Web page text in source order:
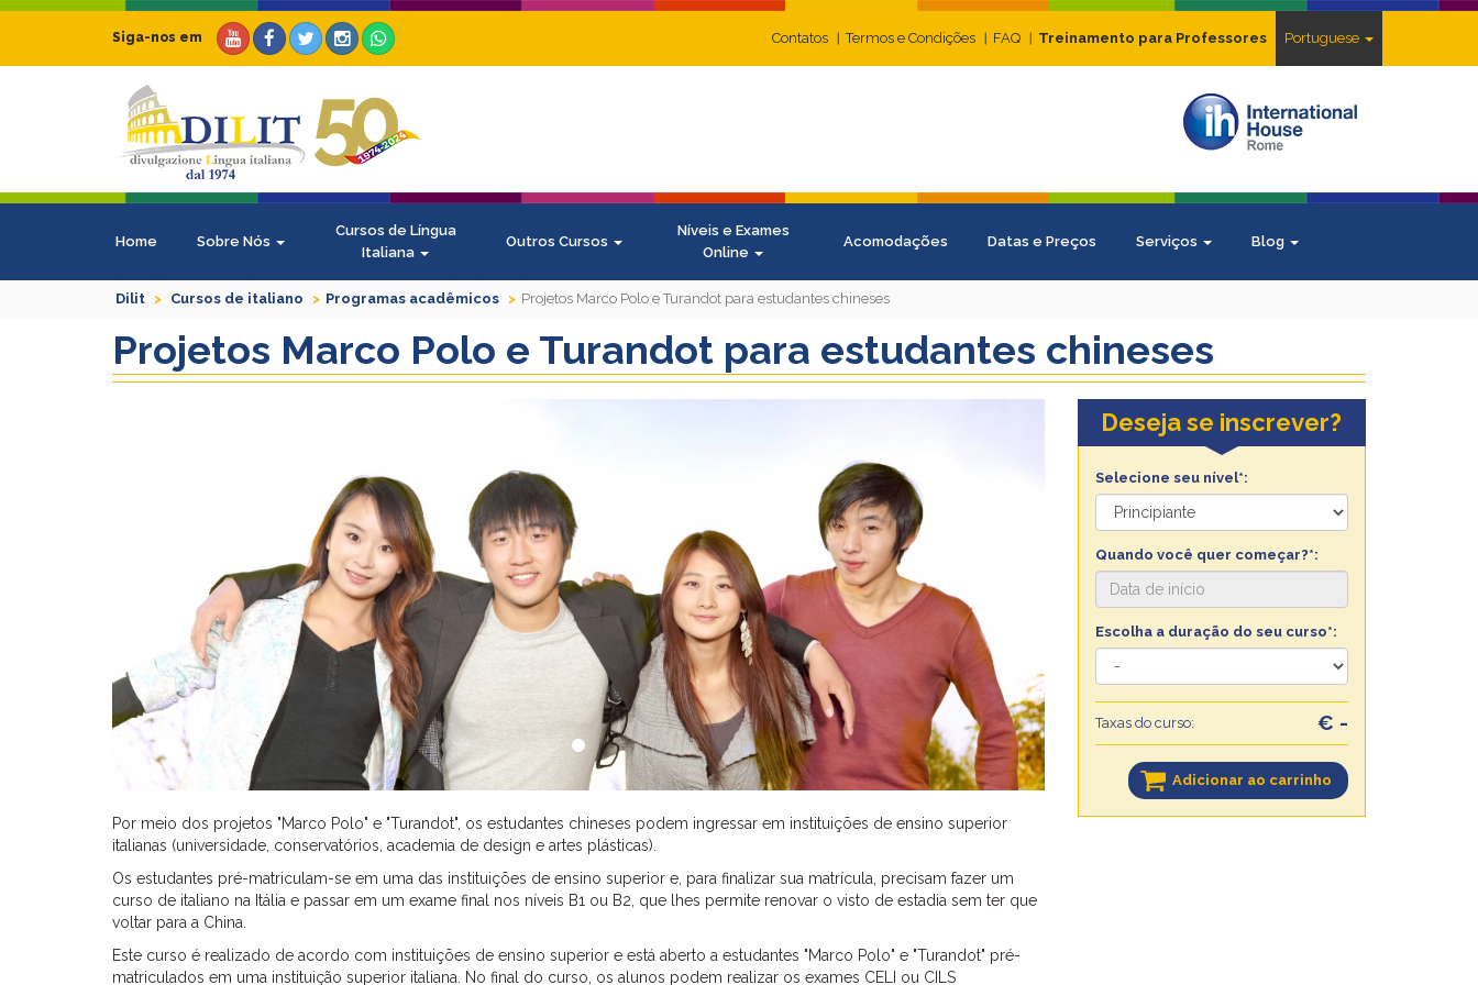
Contatos Termos e Condições FAQ Treinamento para Professores Portuguese
Siga-nos em
Home Sobre Nós
Cursos de Língua
Italiana
Outros Cursos
Níveis e Exames
Online
Acomodações Datas e Preços Serviços Blog
Dilit Cursos de italiano Programas acadêmicos Projetos Marco Polo e Turandot para estudantes chineses
Projetos Marco Polo e Turandot para estudantes chineses
Por meio dos projetos "Marco Polo" e "Turandot", os estudantes chineses podem ingressar em instituições de ensino superior
italianas (universidade, conservatórios, academia de design e artes plásticas).
Os estudantes pré-matriculam-se em uma das instituições de ensino superior e, para finalizar sua matrícula, precisam fazer um
curso de italiano na Itália e passar em um exame final nos níveis B1 ou B2, que lhes permite renovar o visto de estadia sem ter que
voltar para a China.
Este curso é realizado de acordo com instituições de ensino superior e está aberto a estudantes "Marco Polo" e "Turandot" pré-
matriculados em uma instituição superior italiana. No final do curso, os alunos podem realizar os exames CELI ou CILS
Deseja se inscrever?
Selecione seu nível*:
Quando você quer começar?*:
Escolha a duração do seu curso*:
Taxas do curso: € -
Adicionar ao carrinho